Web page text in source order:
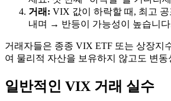
거래: VIX 값이 하락할 때, 최고
내며 → 반등이 가능성이 높습니
거래자들은 종종 VIX ETF 또는 상장지
여 물리적 자산을 보유하지 않고도 변
일반적인 VIX 거래 실수